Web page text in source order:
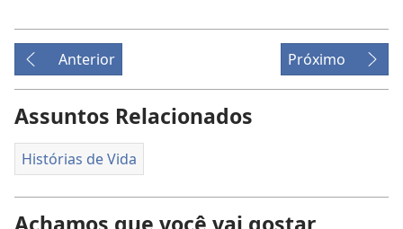
Anterior Próximo
Assuntos Relacionados
Histórias de Vida